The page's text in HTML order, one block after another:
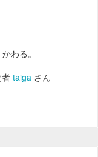
わる。
taigaさん